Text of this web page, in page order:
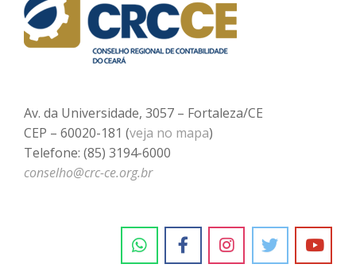
Av. da Universidade, 3057 – Fortaleza/CE
CEP – 60020-181 (veja no mapa)
Telefone: (85) 3194-6000
conselho@crc-ce.org.br